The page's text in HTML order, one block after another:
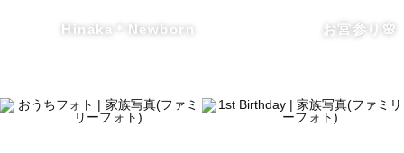
いう写真を届けたい。
幸せな瞬間
Hinaka＊Newborn お宮参り🌸